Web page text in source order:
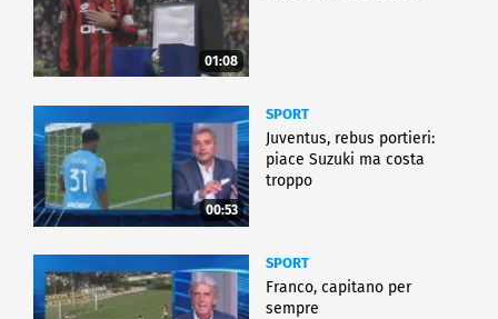
01:08
00:53
SPORT
Juventus, rebus portieri:
piace Suzuki ma costa
troppo
SPORT
Franco, capitano per
sempre